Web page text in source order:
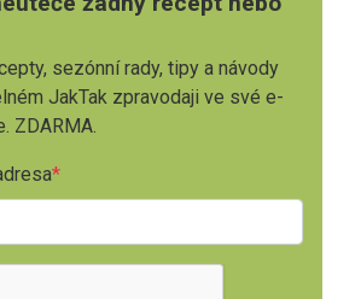
sezónní rady, tipy a návody
JakTak zpravodaji ve své e-
ZDARMA.